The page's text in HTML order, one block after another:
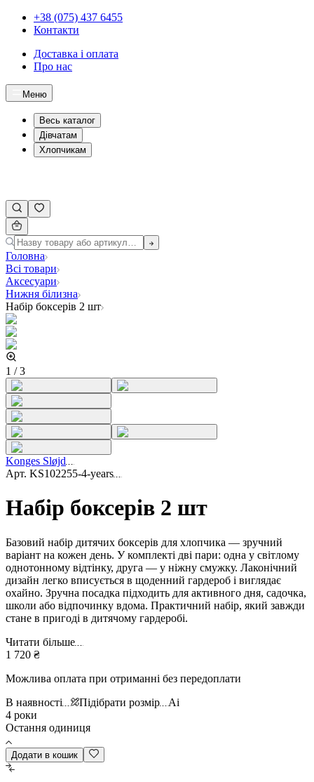
+38 (075) 437 6455
Контакти
Доставка і оплата
Про нас
Меню
Весь каталог
Дівчатам
Хлопчикам
Головна
Всі товари
Аксесуари
Нижня білизна
Набір боксерів 2 шт
1 /3
Konges Sløjd
Арт. KS102255-4-years
Набір боксерів 2 шт
Базовий набір дитячих боксерів для хлопчика — зручний
варіант на кожен день. У комплекті дві пари: одна у світлому
однотонному відтінку, друга — у ніжну смужку. Лаконічний
дизайн легко вписується в щоденний гардероб і виглядає
охайно. Зручна посадка підходить для активного дня, садочка,
школи або відпочинку вдома. Практичний набір, який завжди
стане в пригоді в дитячому гардеробі.
Читати більше
1 720 ₴
Можлива оплата при отриманні без передоплати
В наявності
Підібрати розмір
Ai
4 роки
Остання одиниця
Додати в кошик